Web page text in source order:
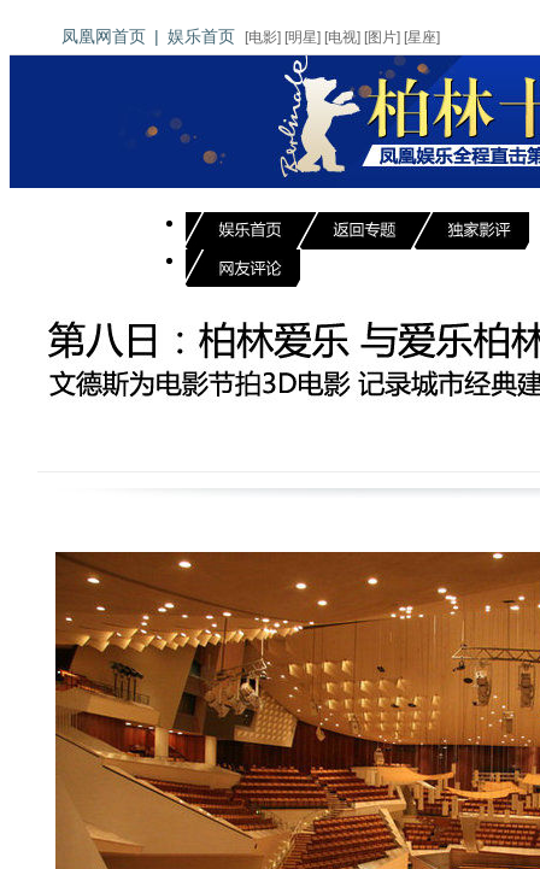
凤凰网首页 | 娱乐首页 [电影] [明星] [电视] [图片] [星座]